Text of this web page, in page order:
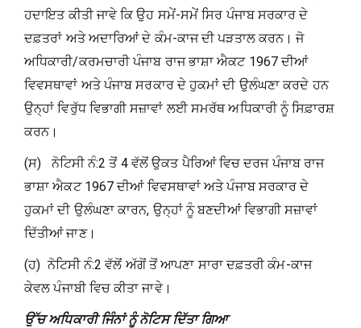
ਹਦਾਇਤ ਕੀਤੀ ਜਾਵੇ ਕਿ ਉਹ ਸਮੇਂ-ਸਮੇਂ ਸਿਰ ਪੰਜਾਬ ਸਰਕਾਰ ਦੇ
ਦਫ਼ਤਰਾਂ ਅਤੇ ਅਦਾਰਿਆਂ ਦੇ ਕੰਮ-ਕਾਜ ਦੀ ਪੜਤਾਲ ਕਰਨ। ਜੋ
ਅਧਿਕਾਰੀ/ਕਰਮਚਾਰੀ ਪੰਜਾਬ ਰਾਜ ਭਾਸ਼ਾ ਐਕਟ 1967 ਦੀਆਂ
ਵਿਵਸਥਾਵਾਂ ਅਤੇ ਪੰਜਾਬ ਸਰਕਾਰ ਦੇ ਹੁਕਮਾਂ ਦੀ ਉਲੰਘਣਾ ਕਰਦੇ ਹਨ
ਉਨ੍ਹਾਂ ਵਿਰੁੱਧ ਵਿਭਾਗੀ ਸਜ਼ਾਵਾਂ ਲਈ ਸਮਰੱਥ ਅਧਿਕਾਰੀ ਨੂੰ ਸਿਫ਼ਾਰਸ਼
ਕਰਨ।
(ਸ) ਨੋਟਿਸੀ ਨੰ:2 ਤੋਂ 4 ਵੱਲੋਂ ਉਕਤ ਪੈਰਿਆਂ ਵਿਚ ਦਰਜ ਪੰਜਾਬ ਰਾਜ
ਭਾਸ਼ਾ ਐਕਟ 1967 ਦੀਆਂ ਵਿਵਸਥਾਵਾਂ ਅਤੇ ਪੰਜਾਬ ਸਰਕਾਰ ਦੇ
ਹੁਕਮਾਂ ਦੀ ਉਲੰਘਣਾ ਕਾਰਨ, ਉਨ੍ਹਾਂ ਨੂੰ ਬਣਦੀਆਂ ਵਿਭਾਗੀ ਸਜ਼ਾਵਾਂ
ਦਿੱਤੀਆਂ ਜਾਣ।
(ਹ) ਨੋਟਿਸੀ ਨੰ:2 ਵੱਲੋਂ ਅੱਗੋਂ ਤੋਂ ਆਪਣਾ ਸਾਰਾ ਦਫ਼ਤਰੀ ਕੰਮ-ਕਾਜ
ਕੇਵਲ ਪੰਜਾਬੀ ਵਿਚ ਕੀਤਾ ਜਾਵੇ।
ਉੱਚ ਅਧਿਕਾਰੀ ਜਿੰਨਾਂ ਨੂੰ ਨੋਟਿਸ ਦਿੱਤਾ ਗਿਆ